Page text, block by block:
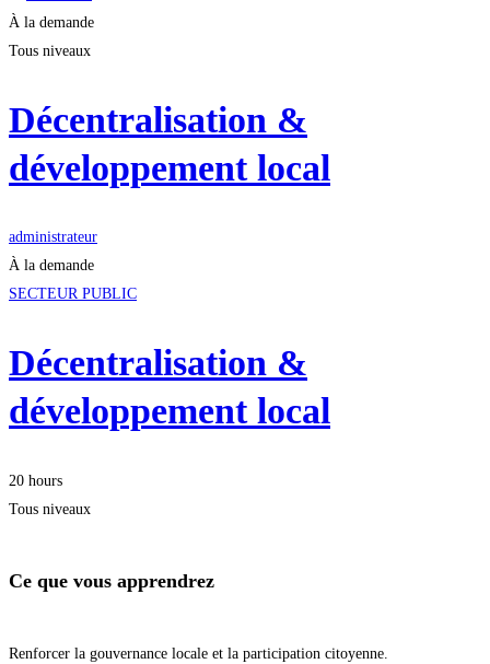
À la demande
Tous niveaux
Décentralisation &
développement local
administrateur
À la demande
SECTEUR PUBLIC
Décentralisation &
développement local
20 hours
Tous niveaux
Ce que vous apprendrez
Renforcer la gouvernance locale et la participation citoyenne.